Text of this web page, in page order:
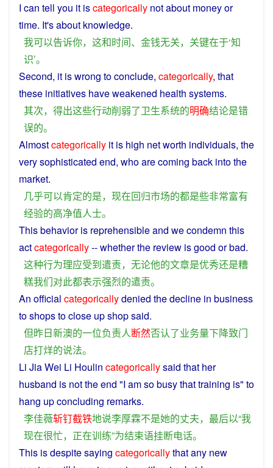
I can tell you it iscategorically notabout moneyor
time. It's about knowledge.
我可以告诉你， 这和时间、 金钱无关， 关键在于‘知
识’。
Second, it iswrong toconclude, categorically, that
these initiatives haveweakened health systems.
其次， 得出这些行动削弱了卫生系统的明确结论是错
误的。
Almostcategorically it is high net worth individuals, the
verysophisticated end, whoarecoming back into the
market.
几乎可以肯定的是， 现在回归市场的都是些非常富有
经验的高净值人士。
Thisbehavior is reprehensibleand wecondemn this
actcategorically--whetherthe review isgood orbad.
这种行为理应受到遣责， 无论他的文章是优秀还是糟
糕我们对此都表示强烈的遣责。
An official categoricallydenied thedecline in business
to shops toclose upshopsaid.
但昨日新澳的一位负责人断然否认了业务量下降致门
店打烊的说法。
Li Jia Wei Li Houlin categoricallysaid that her
husband is nottheend "I am sobusythattraining is" to
hang up concluding remarks.
李佳薇斩钉截铁地说李厚霖不是她的丈夫， 最后以“我
现在很忙， 正在训练”为结束语挂断电话。
This isdespitesaying categoricallythatany new